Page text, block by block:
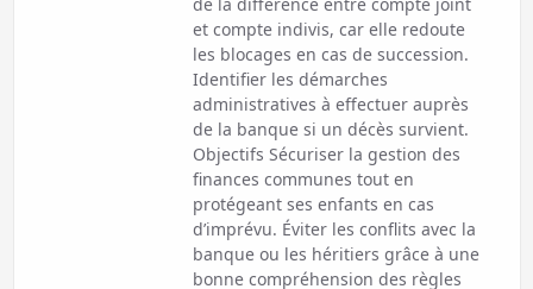
et compte indivis, car elle redoute
les blocages en cas de succession.
Identifier les démarches
administratives à effectuer auprès
de la banque si un décès survient.
Objectifs Sécuriser la gestion des
finances communes tout en
protégeant ses enfants en cas
d’imprévu. Éviter les conflits avec la
banque ou les héritiers grâce à une
bonne compréhension des règles